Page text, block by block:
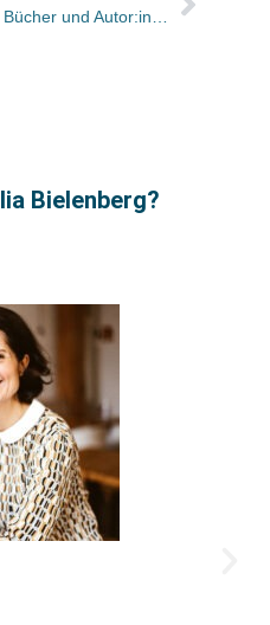
Bücher und Autor:innen in der Frankfurter Allgemeinen Sonntagszeitung
Bielenberg?